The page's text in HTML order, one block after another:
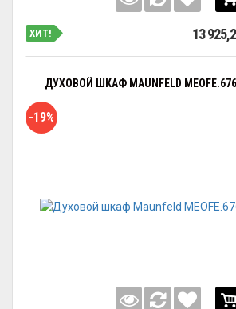
ХИТ! 13
ДУХОВОЙ ШКАФ MAUNFELD
-19%